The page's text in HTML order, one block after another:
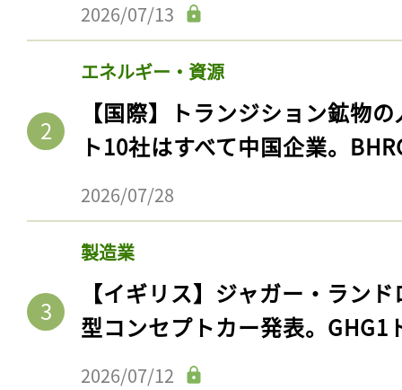
2026/07/13
エネルギー・資源
【国際】トランジション鉱物
ト10社はすべて中国企業。
2026/07/28
製造業
【イギリス】ジャガー・ラン
型コンセプトカー発表。GHG1
2026/07/12